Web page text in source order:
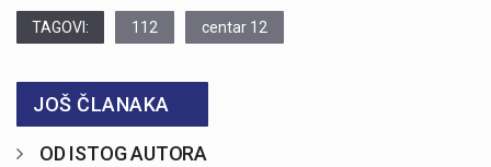
TAGOVI: 112 centar 12
JOŠ ČLANAKA
OD ISTOG AUTORA